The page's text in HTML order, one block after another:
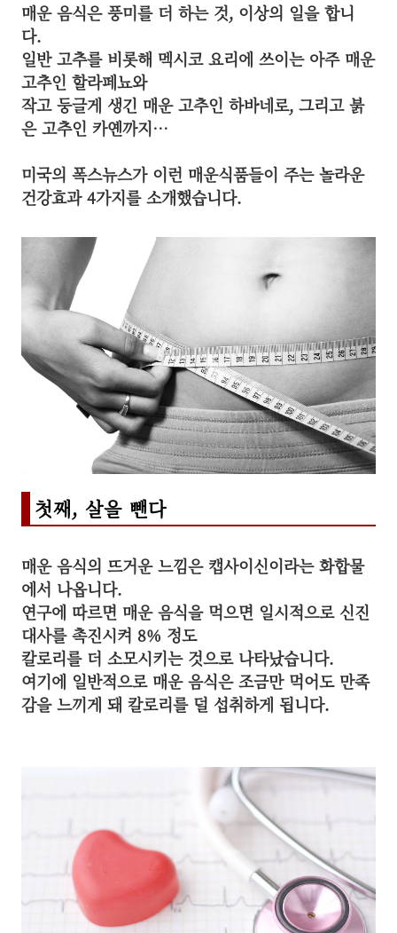
매운 음식은 풍미를 더 하는 것, 이상의 일을 합니
다.
일반 고추를 비롯해 멕시코 요리에 쓰이는 아주 매운
고추인 할라페뇨와
작고 둥글게 생긴 매운 고추인 하바네로, 그리고 붉
은 고추인 카옌까지…
미국의 폭스뉴스가 이런 매운식품들이 주는 놀라운
건강효과4가지를 소개했습니다.
첫째, 살을 뺀다
매운 음식의 뜨거운 느낌은 캡사이신이라는 화합물
에서 나옵니다.
연구에 따르면 매운 음식을 먹으면 일시적으로 신진
대사를 촉진시켜 8% 정도
칼로리를 더 소모시키는 것으로 나타났습니다.
여기에 일반적으로 매운 음식은 조금만 먹어도 만족
감을 느끼게 돼 칼로리를 덜 섭취하게 됩니다.